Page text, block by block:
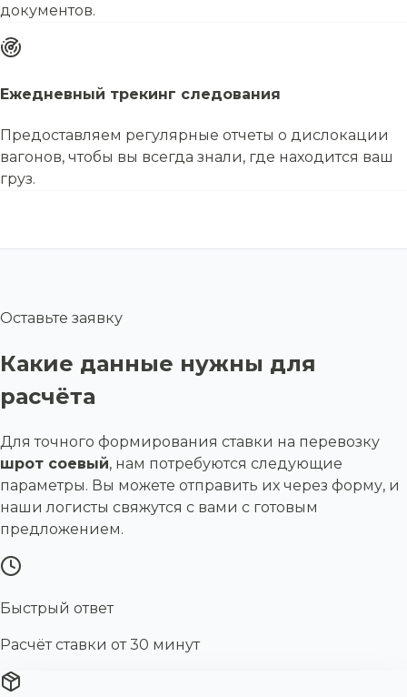
документов.
Ежедневный трекинг следования
Предоставляем регулярные отчеты о дислокации
вагонов, чтобы вы всегда знали, где находится ваш
груз.
Оставьте заявку
Какие данные нужны для
расчёта
Для точного формирования ставки на перевозку
шрот соевый, нам потребуются следующие
параметры. Вы можете отправить их через форму, и
наши логисты свяжутся с вами с готовым
предложением.
Быстрый ответ
Расчёт ставки от 30 минут